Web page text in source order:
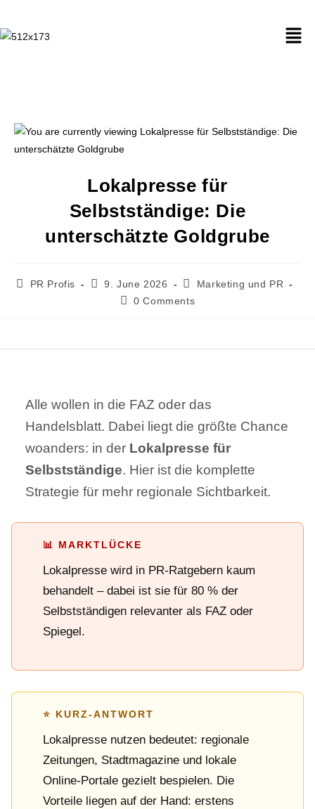
Lokalpresse für
Selbstständige: Die
unterschätzte Goldgrube
PR Profis 9. June 2026
Marketing und PR
0 Comments
Alle wollen in die FAZ oder das
Handelsblatt. Dabei liegt die größte Chance
woanders: in der Lokalpresse für
Selbstständige. Hier ist die komplette
Strategie für mehr regionale Sichtbarkeit.
📊 MARKTLÜCKE
Lokalpresse wird in PR-Ratgebern kaum
behandelt – dabei ist sie für 80 % der
Selbstständigen relevanter als FAZ oder
Spiegel.
⭐ KURZ-ANTWORT
Lokalpresse nutzen bedeutet: regionale
Zeitungen, Stadtmagazine und lokale
Online-Portale gezielt bespielen. Die
Vorteile liegen auf der Hand: erstens